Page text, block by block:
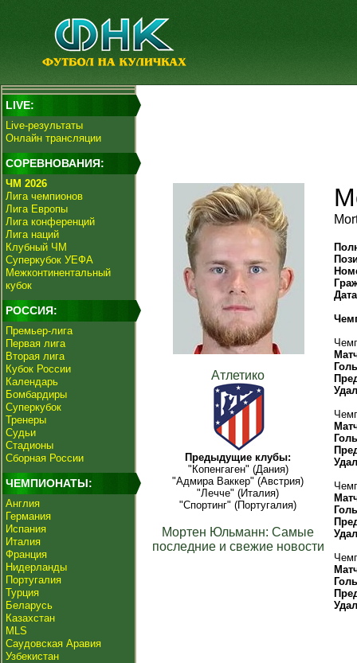
LIVE:
Live-результаты
Онлайн трансляции
СОРЕВНОВАНИЯ:
ЧМ 2026
Лига чемпионов
Лига Европы
Лига конференций
Лига наций
Клубный ЧМ
Суперкубок УЕФА
Межконтинентальный
кубок
РОССИЯ:
Премьер-лига
Первая лига
Вторая лига
Кубок России
Календарь
Бомбардиры
Суперкубок
Тренеры
Судьи
Стадионы
Сборная России
ЧЕМПИОНАТЫ:
Англия
Германия
Испания
Италия
Франция
Нидерланды
Португалия
Турция
Беларусь
Казахстан
MLS
Саудовская Аравия
Узбекистан
Атлетико
Предыдущие клубы:
"Копенгаген" (Дания)
"Адмира Ваккер" (Австрия)
"Лечче" (Италия)
"Спортинг" (Португалия)
Мортен Юльманн: Самые
последние и свежие новости